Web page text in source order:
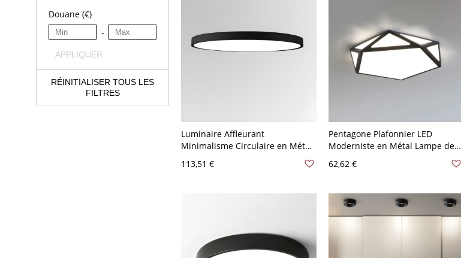
Douane (€)
-
APPLIQUER
RÉINITIALISER TOUS LES
FILTRES
Luminaire Affleurant
Minimalisme Circulaire en Métal
Plafonnier LED pour Balcon - Noir
110 V-120 V 30,48 cm Blanc
113,51 €
Pentagone Plafonnier LED
Moderniste en Métal Lampe de
Plafond en Acrylique pour Salon -
41,91 cm 110 V-120 V Chaud Noir
62,62 €